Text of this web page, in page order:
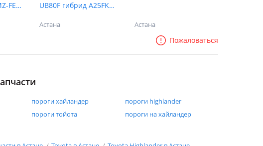
FE
UB80F гибрид A25FKS
Астана Астана
Пожаловаться
пороги хайландер
пороги highlander
пороги тойота
пороги на хайландер